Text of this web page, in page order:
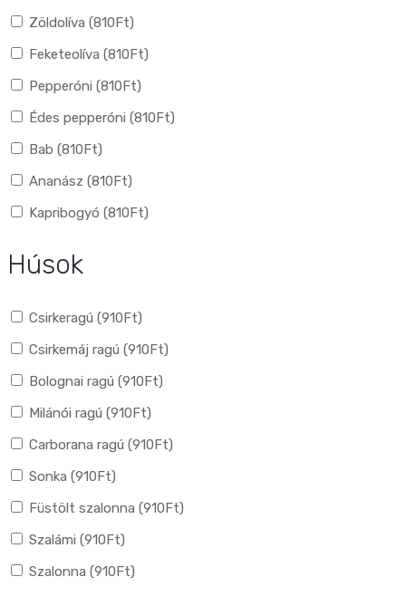
Zöldolíva (810Ft)
Feketeolíva (810Ft)
Pepperóni (810Ft)
Édes pepperóni (810Ft)
Bab (810Ft)
Ananász (810Ft)
Kapribogyó (810Ft)
Húsok
Csirkeragú (910Ft)
Csirkemáj ragú (910Ft)
Bolognai ragú (910Ft)
Milánói ragú (910Ft)
Carborana ragú (910Ft)
Sonka (910Ft)
Füstölt szalonna (910Ft)
Szalámi (910Ft)
Szalonna (910Ft)